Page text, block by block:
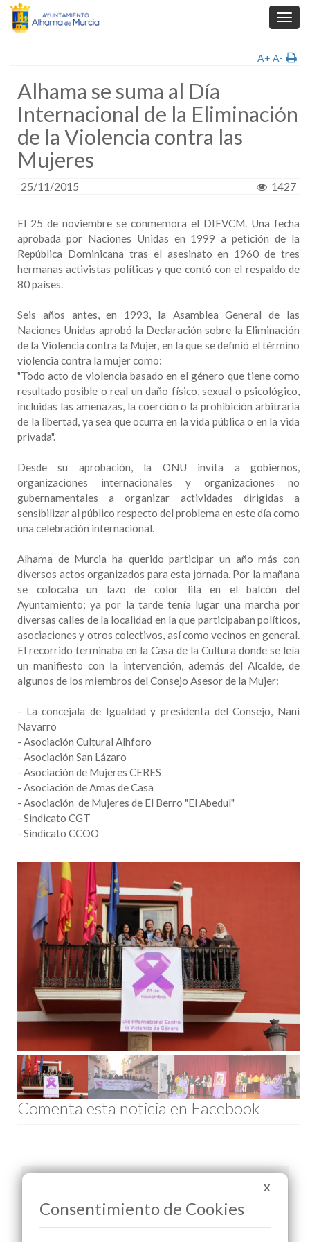
A+ A-
Alhama se suma al Día
Internacional de la Eliminación
de la Violencia contra las
Mujeres
25/11/2015 1427
El 25 de noviembre se conmemora el DIEVCM. Una fecha
aprobada por Naciones Unidas en 1999 a petición de la
República Dominicana tras el asesinato en 1960 de tres
hermanas activistas políticas y que contó con el respaldo de
80 países.
Seis años antes, en 1993, la Asamblea General de las
Naciones Unidas aprobó la Declaración sobre la Eliminación
de la Violencia contra la Mujer, en la que se definió el término
violencia contra la mujer como:
"Todo acto de violencia basado en el género que tiene como
resultado posible o real un daño físico, sexual o psicológico,
incluidas las amenazas, la coerción o la prohibición arbitraria
de la libertad, ya sea que ocurra en la vida pública o en la vida
privada".
Desde su aprobación, la ONU invita a gobiernos,
organizaciones internacionales y organizaciones no
gubernamentales a organizar actividades dirigidas a
sensibilizar al público respecto del problema en este día como
una celebración internacional.
Alhama de Murcia ha querido participar un año más con
diversos actos organizados para esta jornada. Por la mañana
se colocaba un lazo de color lila en el balcón del
Ayuntamiento; ya por la tarde tenía lugar una marcha por
diversas calles de la localidad en la que participaban políticos,
asociaciones y otros colectivos, así como vecinos en general.
El recorrido terminaba en la Casa de la Cultura donde se leía
un manifiesto con la intervención, además del Alcalde, de
algunos de los miembros del Consejo Asesor de la Mujer:
- La concejala de Igualdad y presidenta del Consejo, Nani
Navarro
- Asociación Cultural Alhforo
- Asociación San Lázaro
- Asociación de Mujeres CERES
- Asociación de Amas de Casa
- Asociación de Mujeres de El Berro "El Abedul"
- Sindicato CGT
- Sindicato CCOO
Comenta esta noticia en Facebook
Manifiesto 2015
X
Consentimiento de Cookies